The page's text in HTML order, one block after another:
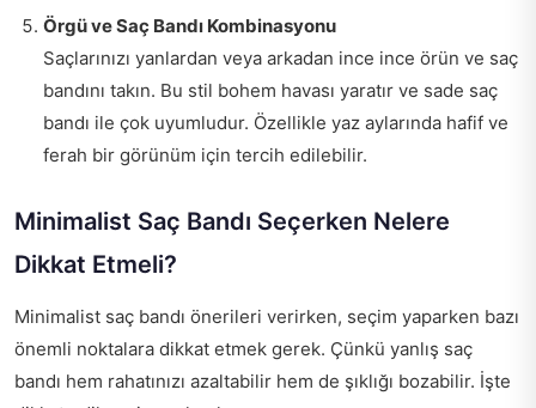
Örgü ve Saç Bandı Kombinasyonu
Saçlarınızı yanlardan veya arkadan ince ince örün ve saç
bandını takın. Bu stil bohem havası yaratır ve sade saç
bandı ile çok uyumludur. Özellikle yaz aylarında hafif ve
ferah bir görünüm için tercih edilebilir.
Minimalist Saç Bandı Seçerken Nelere
Dikkat Etmeli?
Minimalist saç bandı önerileri verirken, seçim yaparken bazı
önemli noktalara dikkat etmek gerek. Çünkü yanlış saç
bandı hem rahatınızı azaltabilir hem de şıklığı bozabilir. İşte